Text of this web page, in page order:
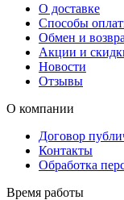
О доставке
Способы
Обмен и
Акции и
Новости
Отзывы
О компании
Договор
Контакты
Обработка
Время работы